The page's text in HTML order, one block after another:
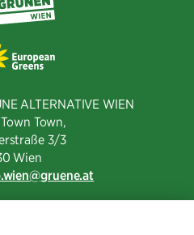
ALTERNATIVE WIEN
Town,
3/3​
Wien
gruene.at